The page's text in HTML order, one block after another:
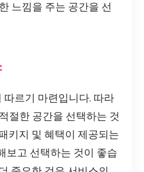
느낌을 주는 공간을 선
르기 마련입니다. 따라
절한 공간을 선택하는 것
키지 및 혜택이 제공되는
보고 선택하는 것이 좋습